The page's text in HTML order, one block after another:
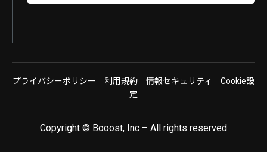
プライバシーポリシー 利用規約 情報セキュリティ
Cookie設
定
Copyright © Booost, Inc – All rights reserved